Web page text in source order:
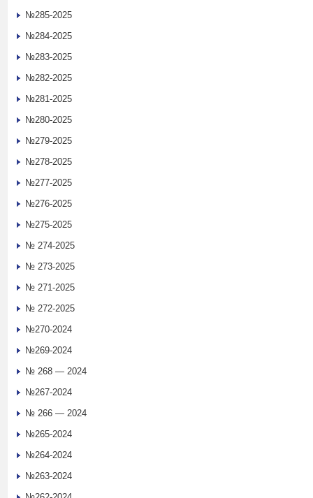
№285-2025
№284-2025
№283-2025
№282-2025
№281-2025
№280-2025
№279-2025
№278-2025
№277-2025
№276-2025
№275-2025
№ 274-2025
№ 273-2025
№ 271-2025
№ 272-2025
№270-2024
№269-2024
№ 268 — 2024
№267-2024
№ 266 — 2024
№265-2024
№264-2024
№263-2024